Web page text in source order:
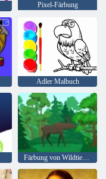
Pixel-Färbung
Adler Malbuch